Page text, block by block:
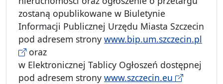
zostaną opublikowane w Biuletynie
Informacji Publicznej Urzędu Miasta Szczecin
pod adresem strony www.bip.um.szczecin.pl
oraz
w Elektronicznej Tablicy Ogłoszeń dostępnej
pod adresem strony www.szczecin.eu